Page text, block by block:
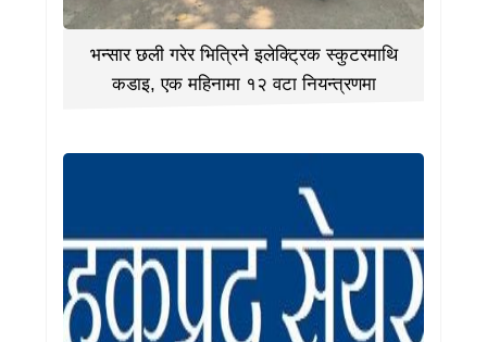
भन्सार छली गरेर भित्रिने इलेक्ट्रिक स्कुटरमाथि
कडाइ, एक महिनामा १२ वटा नियन्त्रणमा